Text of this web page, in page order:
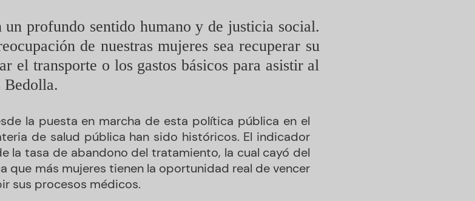
un profundo sentido humano y de justicia social.
de nuestras mujeres sea recuperar su
el transporte o los gastos básicos para asistir al
la puesta en marcha de esta política pública en el
de salud pública han sido históricos. El indicador
la tasa de abandono del tratamiento, la cual cayó del
que más mujeres tienen la oportunidad real de vencer
sus procesos médicos.